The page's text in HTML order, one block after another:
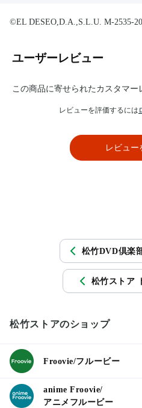
©EL DESEO,D.A.,S.L.U. M-2535-
ユーザーレビュー
この商品に寄せられたカスタマー
レビューを評価するには
レビュー
松竹DVD倶楽
松竹ストア
松竹ストアのショップ
Froovie/フルービー
anime Froovie/
アニメフルービー